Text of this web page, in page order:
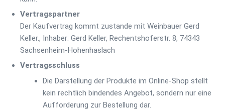
Vertragspartner
Der Kaufvertrag kommt zustande mit Weinbauer Gerd
Keller., Inhaber: Gerd Keller, Rechentshoferstr. 8, 74343
Sachsenheim-Hohenhaslach
Vertragsschluss
Die Darstellung der Produkte im Online-Shop stellt
kein rechtlich bindendes Angebot, sondern nur eine
Aufforderung zur Bestellung dar.